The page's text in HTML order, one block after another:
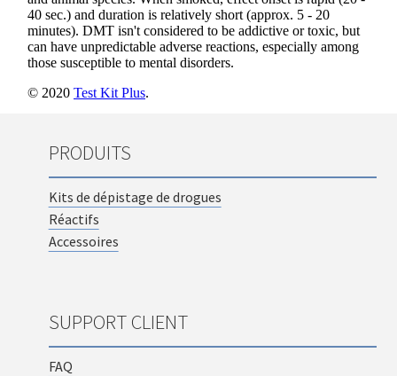
PRODUITS
Kits de dépistage de drogues
Réactifs
Accessoires
SUPPORT CLIENT
FAQ